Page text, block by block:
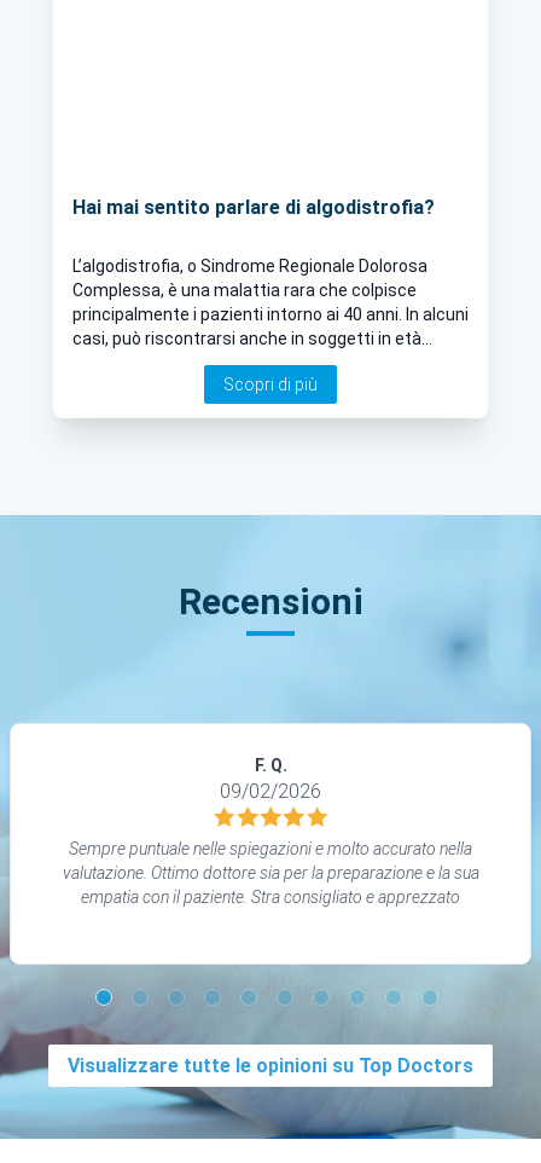
Hai mai sentito parlare di algodistrofia?
L’algodistrofia, o Sindrome Regionale Dolorosa
Complessa, è una malattia rara che colpisce
principalmente i pazienti intorno ai 40 anni. In alcuni
casi, può riscontrarsi anche in soggetti in età
infantile. Il nostro esperto in Ortopedia e
Traumatologia ci spiega di più
Scopri di più
Recensioni
F. Q.
09/02/2026
Sempre puntuale nelle spiegazioni e molto accurato nella
valutazione. Ottimo dottore sia per la preparazione e la sua
empatia con il paziente. Stra consigliato e apprezzato
Visualizzare tutte le opinioni su Top Doctors